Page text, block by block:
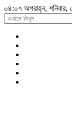
০৪:০৭ অপরাহ্ন, শনিবার,